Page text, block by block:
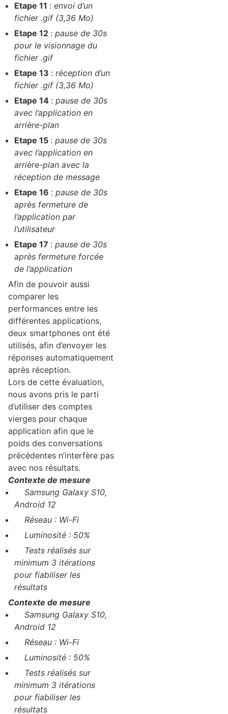
Etape 11 : envoi d’un
fichier .gif (3,36 Mo)
Etape 12 : pause de 30s
pour le visionnage du
fichier .gif
Etape 13 : réception d’un
fichier .gif (3,36 Mo)
Etape 14 : pause de 30s
avec l’application en
arrière-plan
Etape 15 : pause de 30s
avec l’application en
arrière-plan avec la
réception de message
Etape 16 : pause de 30s
après fermeture de
l’application par
l’utilisateur
Etape 17 : pause de 30s
après fermeture forcée
de l’application
Afin de pouvoir aussi
comparer les
performances entre les
différentes applications,
deux smartphones ont été
utilisés, afin d’envoyer les
réponses automatiquement
après réception.
Lors de cette évaluation,
nous avons pris le parti
d’utiliser des comptes
vierges pour chaque
application afin que le
poids des conversations
précédentes n’interfère pas
avec nos résultats.
Contexte de mesure
Samsung Galaxy S10,
Android 12
Réseau : Wi-Fi
Luminosité : 50%
Tests réalisés sur
minimum 3 itérations
pour fiabiliser les
résultats
Contexte de mesure
Samsung Galaxy S10,
Android 12
Réseau : Wi-Fi
Luminosité : 50%
Tests réalisés sur
minimum 3 itérations
pour fiabiliser les
résultats